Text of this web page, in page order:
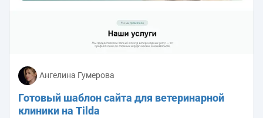
Ангелина Гумерова
Готовый шаблон сайта для ветеринарной
клиники на Tilda